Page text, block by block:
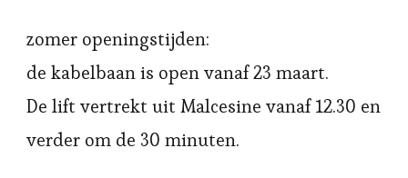
zomer openingstijden:
de kabelbaan is open vanaf 23 maart.
De lift vertrekt uit Malcesine vanaf 12.30 en
verder om de 30 minuten.